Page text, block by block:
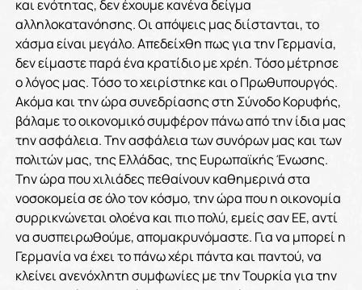
και ενότητας, δεν έχουμε κανένα δείγμα
αλληλοκατανόησης. Οι απόψεις μας διίστανται, το
χάσμα είναι μεγάλο. Απεδείχθη πως για την Γερμανία,
δεν είμαστε παρά ένα κρατίδιο με χρέη. Τόσο μέτρησε
ο λόγος μας. Τόσο το χειρίστηκε και ο Πρωθυπουργός.
Ακόμα και την ώρα συνεδρίασης στη Σύνοδο Κορυφής,
βάλαμε το οικονομικό συμφέρον πάνω από την ίδια μας
την ασφάλεια. Την ασφάλεια των συνόρων μας και των
πολιτών μας, της Ελλάδας, της Ευρωπαϊκής Ένωσης.
Την ώρα που χιλιάδες πεθαίνουν καθημερινά στα
νοσοκομεία σε όλο τον κόσμο, την ώρα που η οικονομία
συρρικνώνεται ολοένα και πιο πολύ, εμείς σαν ΕΕ, αντί
να συσπειρωθούμε, απομακρυνόμαστε. Για να μπορεί η
Γερμανία να έχει το πάνω χέρι πάντα και παντού, να
κλείνει ανενόχλητη συμφωνίες με την Τουρκία για την